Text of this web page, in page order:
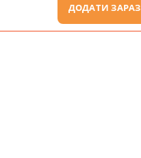
ДОДАТИ ЗАРАЗ